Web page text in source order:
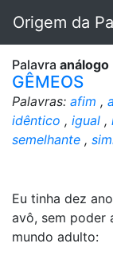
Origem da
Palavra análogo
GÊMEOS
Palavras: afim ,
idêntico , igual ,
semelhante ,
Eu tinha dez
avô, sem poder
mundo adulto: